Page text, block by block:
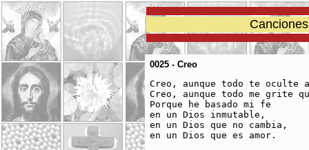
0025 - Creo
Creo, aunque todo te oculte
Creo, aunque todo me grite
Porque he basado mi fe
en un Dios inmutable,
en un Dios que no cambia,
en un Dios que es amor.